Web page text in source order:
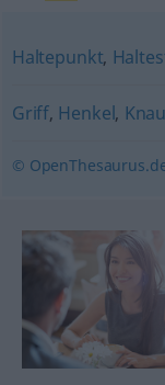
Haltepunkt,
Griff, Henkel,
©